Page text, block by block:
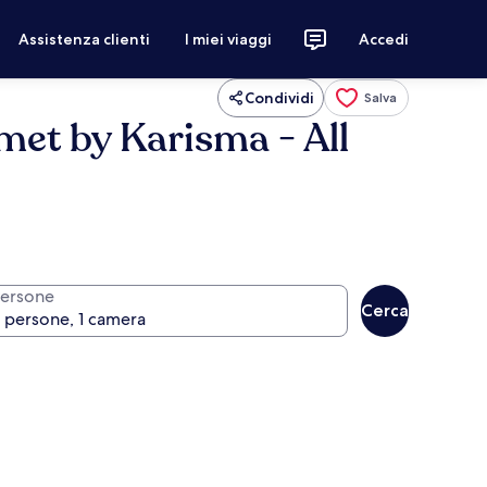
Assistenza clienti I miei viaggi Accedi
Condividi Salva
by Karisma - All
Cerca